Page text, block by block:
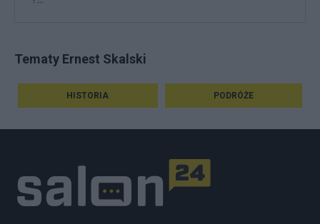
Tematy Ernest Skalski
HISTORIA PODRÓŻE